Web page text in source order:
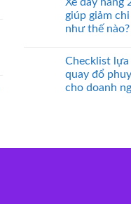
giúp giảm
như thế nào?
Checklist lựa
quay đổ
cho doanh